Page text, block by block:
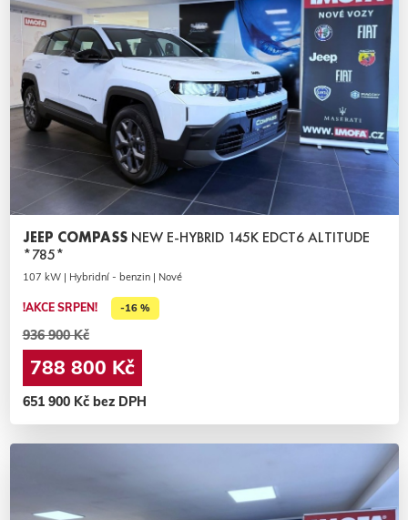
JEEP COMPASS NEW E-HYBRID 145K EDCT6 ALTITUDE
*785*
107 kW | Hybridní - benzin | Nové
!AKCE SRPEN! -16 %
936 900 Kč
788 800 Kč
651 900 Kč bez DPH